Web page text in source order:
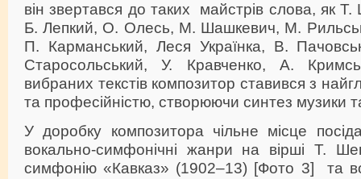
він звертався до таких майстрів слова, як
Б. Лепкий, О. Олесь, М. Шашкевич, М.
П. Карманський, Леся Українка, В.
Старосольський, У. Кравченко, А.
вибраних текстів композитор ставився з
та професійністю, створюючи синтез музики
У доробку композитора чільне місце
вокально-симфонічні жанри на вірші Т.
симфонію «Кавказ» (1902–13) [Фото 3] та